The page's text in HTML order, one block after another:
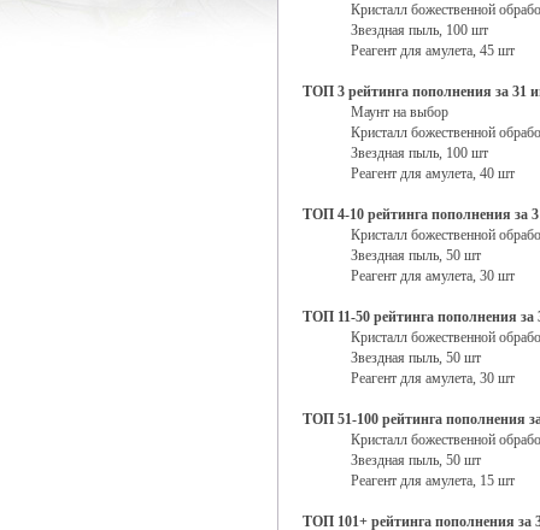
Кристалл божественной
Звездная пыль, 100 шт
Реагент для амулета, 45 шт
ТОП 3 рейтинга пополнения за 31
Маунт на выбор
Кристалл божественной
Звездная пыль, 100 шт
Реагент для амулета, 40 шт
ТОП 4-10 рейтинга пополнения за
Кристалл божественной
Звездная пыль, 50 шт
Реагент для амулета, 30 шт
ТОП 11-50 рейтинга пополнения
Кристалл божественной
Звездная пыль, 50 шт
Реагент для амулета, 30 шт
ТОП 51-100 рейтинга пополнения
Кристалл божественной
Звездная пыль, 50 шт
Реагент для амулета, 15 шт
ТОП 101+ рейтинга пополнения за